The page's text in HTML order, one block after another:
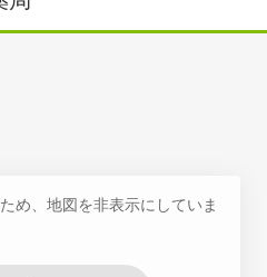
め、地図を非表示にしていま